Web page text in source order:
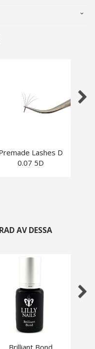
Lashes D
0.07 5D
AV DESSA